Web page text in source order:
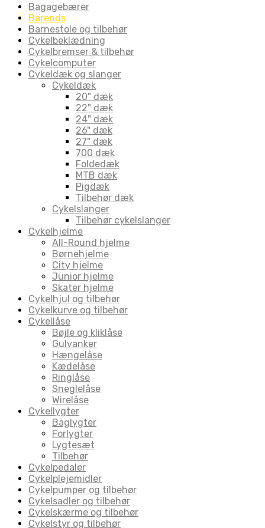
Bagagebærer
Barends
Barnestole og tilbehør
Cykelbeklædning
Cykelbremser & tilbehør
Cykelcomputer
Cykeldæk og slanger
Cykeldæk
20" dæk
22" dæk
24" dæk
26" dæk
27" dæk
700 dæk
Foldedæk
MTB dæk
Pigdæk
Tilbehør dæk
Cykelslanger
Tilbehør cykelslanger
Cykelhjelme
All-Round hjelme
Børnehjelme
City hjelme
Junior hjelme
Skater hjelme
Cykelhjul og tilbehør
Cykelkurve og tilbehør
Cykellåse
Bøjle og kliklåse
Gulvanker
Hængelåse
Kædelåse
Ringlåse
Sneglelåse
Wirelåse
Cykellygter
Baglygter
Forlygter
Lygtesæt
Tilbehør
Cykelpedaler
Cykelplejemidler
Cykelpumper og tilbehør
Cykelsadler og tilbehør
Cykelskærme og tilbehør
Cykelstyr og tilbehør